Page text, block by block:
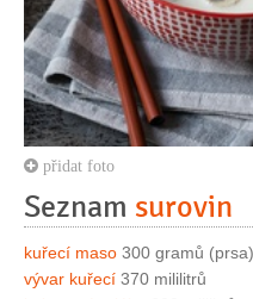
přidat foto
Seznam surovin
kuřecí maso 300 gramů (prsa)
vývar kuřecí 370 mililitrů